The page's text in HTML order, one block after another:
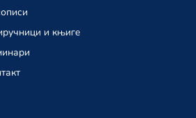
и књиге